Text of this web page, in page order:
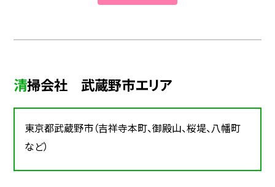
清掃会社 武蔵野市エリア
東京都武蔵野市（吉祥寺本町、御殿山、桜堤、八幡町
など）